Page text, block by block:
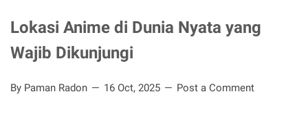
Lokasi Anime di Dunia Nyata yang
Wajib Dikunjungi
By Paman Radon 16 Oct, 2025 Post a Comment